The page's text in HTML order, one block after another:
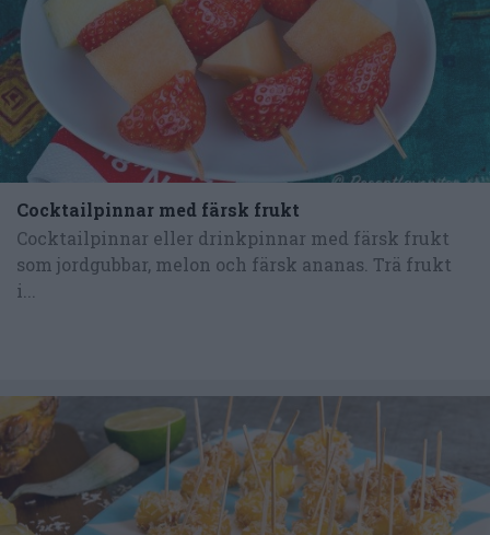
Cocktailpinnar med färsk frukt
Cocktailpinnar eller drinkpinnar med färsk frukt
som jordgubbar, melon och färsk ananas. Trä frukt
i...